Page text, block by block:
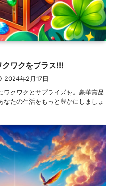
ワクをプラス!!!
2024年2月17日
ワクワクとサプライズを。豪華賞品
たの生活をもっと豊かにしましょ